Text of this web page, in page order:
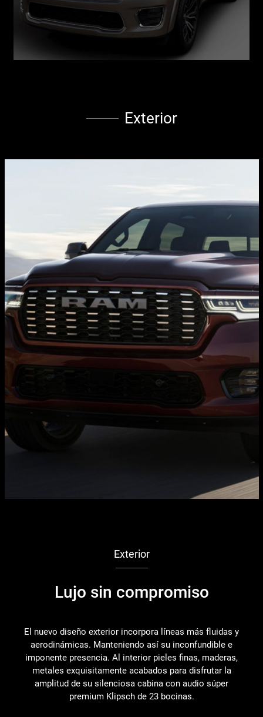
Exterior
Exterior
Lujo sin compromiso
El nuevo diseño exterior incorpora líneas más fluidas y
aerodinámicas. Manteniendo así su inconfundible e
imponente presencia. Al interior pieles finas, maderas,
metales exquisitamente acabados para disfrutar la
amplitud de su silenciosa cabina con audio súper
premium Klipsch de 23 bocinas.